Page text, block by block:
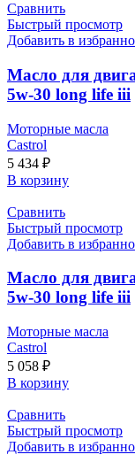
Сравнить
Быстрый просмотр
Добавить в
Масло для
5w-30 long life iii
Моторные масла
Castrol
5 434 ₽
В корзину
Сравнить
Быстрый просмотр
Добавить в
Масло для
5w-30 long life iii
Моторные масла
Castrol
5 058 ₽
В корзину
Сравнить
Быстрый просмотр
Добавить в